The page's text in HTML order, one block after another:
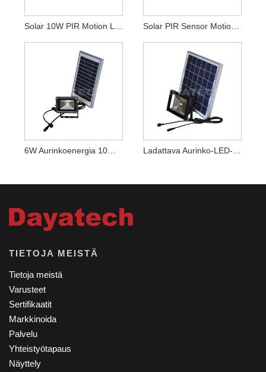
Solar 10W PIR Motion LED Turvavalo Solar PIR Sensor Motion LED Valonheitin
6W Aurinkoenergia 10W LED-Valo
TIETOJA MEISTÄ
Tietoja meistä
Varusteet
Sertifikaatit
Markkinoida
Palvelu
Yhteistyötapaus
Näyttely